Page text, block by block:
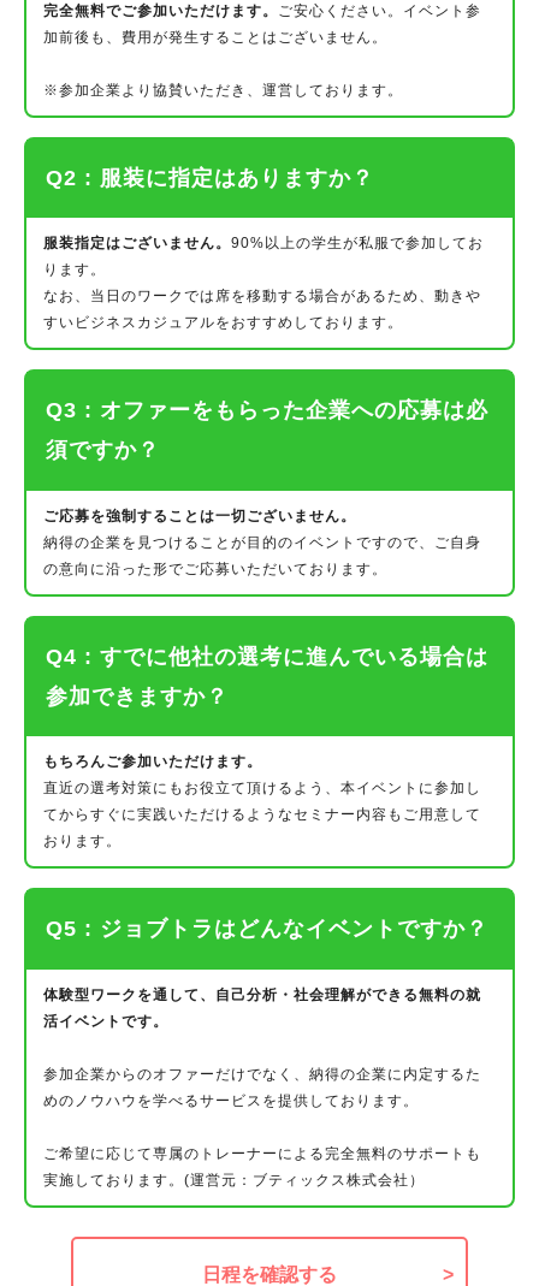
完全無料でご参加いただけます。
ご安心ください。イベント参
加前後も、費用が発生することはございません。
※参加企業より協賛いただき、運営しております。
Q2 : 服装に指定はありますか？
服装指定はございません。 90%以上の学生が私服で参加してお
ります。
なお、当日のワークでは席を移動する場合があるため、動きや
すいビジネスカジュアルをおすすめしております。
Q3 : オファーをもらった企業への応募は必
須ですか？
ご応募を強制することは一切ございません。
納得の企業を見つけることが目的のイベントですので、ご自身
の意向に沿った形でご応募いただいております。
Q4 : すでに他社の選考に進んでいる場合は
参加できますか？
もちろんご参加いただけます。
直近の選考対策にもお役立て頂けるよう、本イベントに参加し
てからすぐに実践いただけるようなセミナー内容もご用意して
おります。
Q5 : ジョブトラはどんなイベントですか？
体験型ワークを通して、自己分析・社会理解ができる無料の就
活イベントです。
参加企業からのオファーだけでなく、納得の企業に内定するた
めのノウハウを学べるサービスを提供しております。
ご希望に応じて専属のトレーナーによる完全無料のサポートも
実施しております。(運営元：ブティックス株式会社）
日程を確認する >